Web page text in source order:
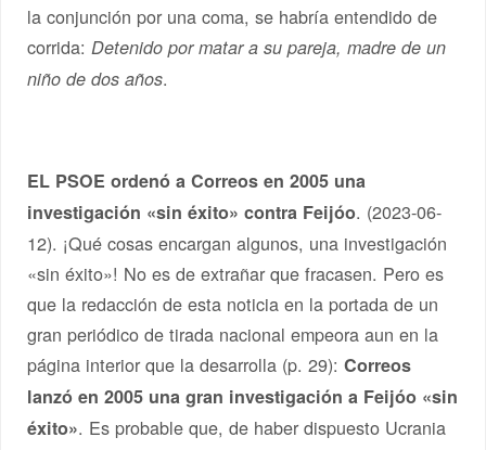
la conjunción por una coma, se habría entendido de
corrida:Detenido por matar a su pareja, madre de un
niño de dos años.
EL PSOE ordenó a Correos en 2005 una
investigación «sin éxito» contra Feijóo. (2023-06-
12). ¡Qué cosas encargan algunos, una investigación
«sin éxito»! No es de extrañar que fracasen. Pero es
que la redacción de esta noticia en la portada de un
gran periódico de tirada nacional empeora aun en la
página interior que la desarrolla (p. 29):Correos
lanzó en 2005 una gran investigación a Feijóo «sin
éxito». Es probable que, de haber dispuesto Ucrania